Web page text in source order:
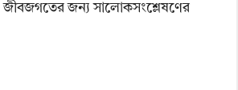
জীবজগতের জন্য সালোকসংশ্লেষণের